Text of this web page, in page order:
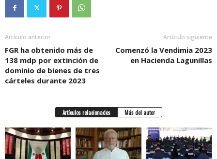
Artículo anterior
FGR ha obtenido más de
138 mdp por extinción de
dominio de bienes de tres
cárteles durante 2023
Artículo siguiente
Comenzó la Vendimia 2023
en Hacienda Lagunillas
Artículos relacionados Más del autor